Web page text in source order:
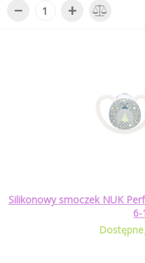
− +
Silikonowy smoczek NUK
6-
Dostępne